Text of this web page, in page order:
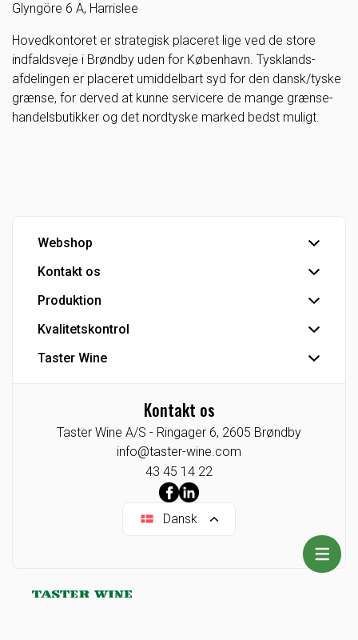
Glyngöre 6 A, Harrislee
Hovedkontoret er strategisk placeret lige ved de store
indfaldsveje i Brøndby uden for København. Tysklands-
afdelingen er placeret umiddelbart syd for den dansk/tyske
grænse, for derved at kunne servicere de mange grænse-
handelsbutikker og det nordtyske marked bedst muligt.
Webshop
Handelsbetingelser
Hovedlager
Kontakt os
Hovedkontor
Kundeservice
Detail - Vinkonsulenter
Industri
Tysklandsafdeling
Produktion
Tapperi
Industriprodukter
Kvalitetskontrol
IFS Food-certificering
Taster Wine
Agenturer/Eneforhandlinger
Indkøb
Taster Wine portefølje
Kontakt os
Taster Wine A/S - Ringager 6, 2605 Brøndby
info@taster-wine.com
43 45 14 22
Dansk